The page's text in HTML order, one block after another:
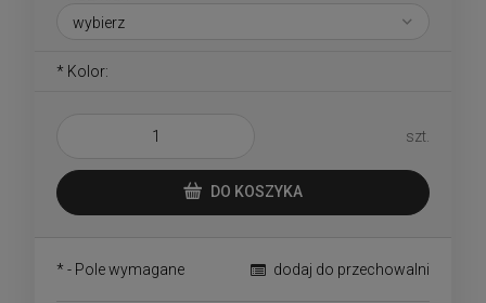
* Kolor:
szt.
DO KOSZYKA
dodaj do przechowalni
* - Pole wymagane